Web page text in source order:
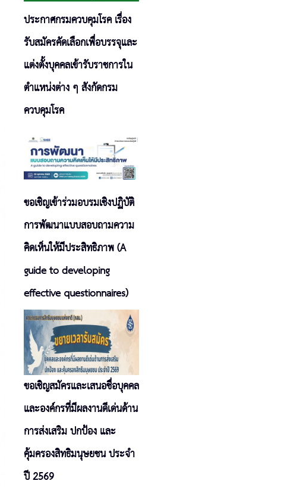
ประกาศกรมควบคุมโรค เรื่อง
รับสมัครคัดเลือกเพื่อบรรจุและ
แต่งตั้งบุคคลเข้ารับราชการใน
ตำแหน่งต่าง ๆ สังกัดกรม
ควบคุมโรค
ขอเชิญเข้าร่วมอบรมเชิงปฏิบัติ
การพัฒนาแบบสอบถามความ
คิดเห็นให้มีประสิทธิภาพ (A
guide to developing
effective questionnaires)
ขอเชิญสมัครและเสนอชื่อบุคคล
และองค์กรที่มีผลงานดีเด่นด้าน
การส่งเสริม ปกป้อง และ
คุ้มครองสิทธิมนุษยชน ประจำ
ปี 2569